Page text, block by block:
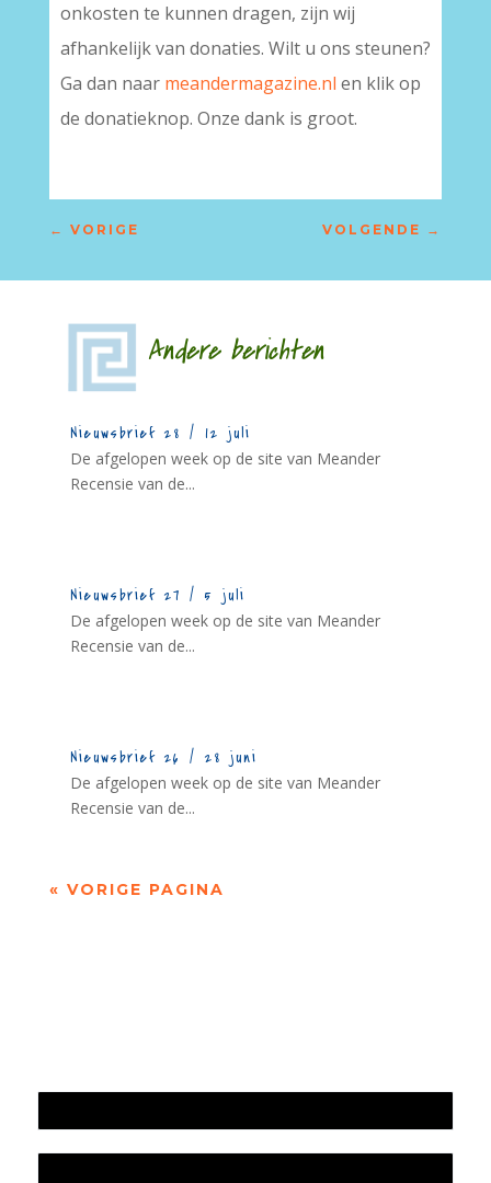
onkosten te kunnen dragen, zijn wij
afhankelijk van donaties. Wilt u ons steunen?
Ga dan naar meandermagazine.nl en klik op
de donatieknop. Onze dank is groot.
← VORIGE VOLGENDE →
Andere berichten
Nieuwsbrief 28 / 12 juli
De afgelopen week op de site van Meander
Recensie van de...
Nieuwsbrief 27 / 5 juli
De afgelopen week op de site van Meander
Recensie van de...
Nieuwsbrief 26 / 28 juni
De afgelopen week op de site van Meander
Recensie van de...
« VORIGE PAGINA